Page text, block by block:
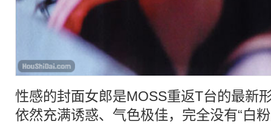
性感的封面女郎是MOSS重返T台的最新
依然充满诱惑、气色极佳，完全没有“白